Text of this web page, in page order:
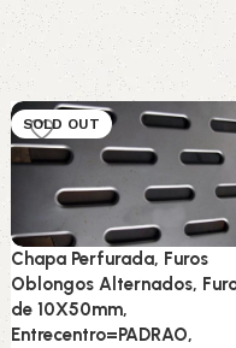
SOLD OUT
Chapa Perfurada, Furos
Oblongos Alternados,
de 10X50mm,
Entrecentro=PADRAO,